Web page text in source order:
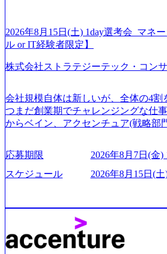
ご応募いただいてもご対応できない
だいたご応募者様については、1day
ご案内とさせていただきます ● 面接
についてご連絡させていただきます
合、後日面接や面談のお時間をいた
● 面接、条件面談それぞれ最大1時間
実施前日までに日程およびURLを共
・面接および条件面談ともに、どの
ますと幸いです ※1day選考会のご参
GAB試験を受検いただきます(受験期
の3日前まで)。 ※ただし、30代以上
験3年以上の方はGAB受検免除、書類
通過後に、GAB試験に合格している
ご案内をさせていただきます。 急速
既存事業では成長戦略を描く事が困
サポートするため、新規事業立案や
2026年8月15日(土) 1day選考会_マネ
ル or IT経験者限定】
株式会社ストラテジーテック・コン
会社規模自体は新しいが、全体の4割
つまだ創業期でチャレンジングな仕
からベイン、アクセンチュア(戦略部
が続々ジョインするピュアな戦略を
事業会社機能へ携われる可能性
生、メディアなど リモート比率99%
業、通信業界に強みがあり、ヘルス
く予定 インセンティブ支給という他
ール制を敷く、柔軟な組織 2026年8月
始～ 2026年8月7日(金) 16:00 ※枠が限
ご応募いただいてもご対応できない
応募期限
2026年8月7日(金)
スケジュール
2026年8月15日(